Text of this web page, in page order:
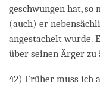
geschwungen hat, so
(auch) er
angestachelt wurde.
über seinen Ärger zu
42) Früher muss ich